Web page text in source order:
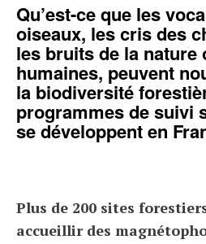
Qu’est-ce que les
oiseaux, les cris des
les bruits de la nature
humaines, peuvent
la biodiversité
programmes de suivi
se développent en
Plus de 200 sites
accueillir des